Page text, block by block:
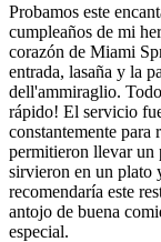
Probamos este
cumpleaños de mi
corazón de Miami
entrada, lasaña y la
dell'ammiraglio.
rápido! El servicio
constantemente para
permitieron llevar un
sirvieron en un plato
recomendaría este
antojo de buena
especial.